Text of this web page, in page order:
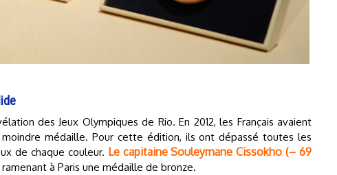
des Jeux Olympiques de Rio. En 2012, les Français avaient
médaille. Pour cette édition, ils ont dépassé toutes les
de chaque couleur. Le capitaine Souleymane Cissokho (– 69
à Paris une médaille de bronze.